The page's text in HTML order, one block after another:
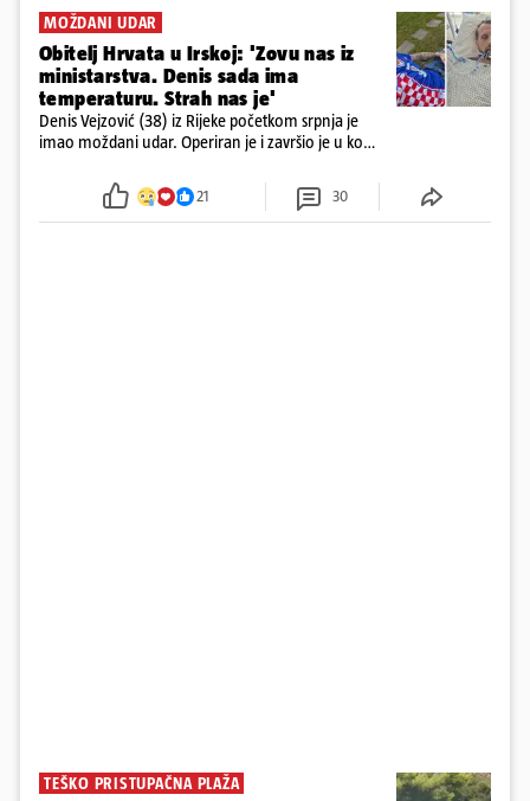
MOŽDANI UDAR
Obitelj Hrvata u Irskoj: 'Zovu nas iz
ministarstva. Denis sada ima
temperaturu. Strah nas je'
Denis Vejzović (38) iz Rijeke početkom srpnja je
imao moždani udar. Operiran je i završio je u komi.
tamošnji liječnici ne vjeruju u oporavak: 'Imamo
21 30
TEŠKO PRISTUPAČNA PLAŽA